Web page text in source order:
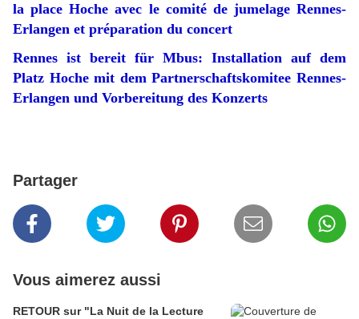
la place Hoche avec le comité de jumelage Rennes-
Erlangen et préparation du concert
Rennes ist bereit für Mbus: Installation auf dem
Platz Hoche mit dem Partnerschaftskomitee Rennes-
Erlangen und Vorbereitung des Konzerts
Partager
Vous aimerez aussi
RETOUR sur "La Nuit de la Lecture